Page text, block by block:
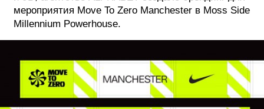
мероприятия Move To Zero Manchester в Moss Side
Millennium Powerhouse.
ТИПОГРАФИКА
ИСТОРИИ БРЕНДОВ